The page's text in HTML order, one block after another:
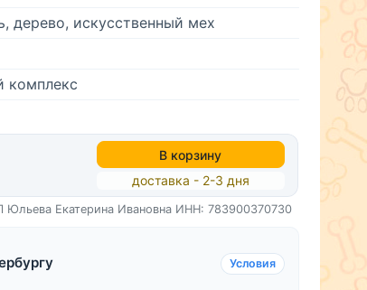
дерево, искусственный мех
комплекс
В корзину
доставка - 2-3 дня
Юльева Екатерина Ивановна ИНН: 783900370730
Условия